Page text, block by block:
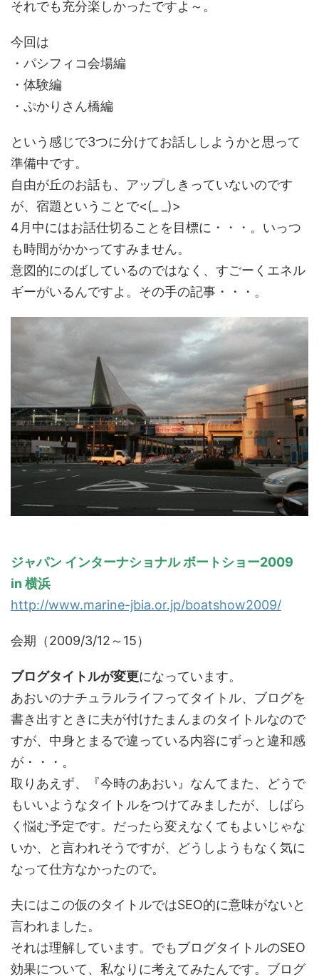
それでも充分楽しかったですよ～。
今回は
・パシフィコ会場編
・体験編
・ぷかりさん橋編
という感じで3つに分けてお話ししようかと思って
準備中です。
自由が丘のお話も、アップしきっていないのです
が、宿題ということで<(_ _)>
4月中にはお話仕切ることを目標に・・・。いっつ
も時間がかかってすみません。
意図的にのばしているのではなく、すごーくエネル
ギーがいるんですよ。その手の記事・・・。
ジャパン インターナショナル ボートショー2009
in 横浜
http://www.marine-jbia.or.jp/boatshow2009/
会期（2009/3/12～15）
ブログタイトルが変更になっています。
あおいのナチュラルライフってタイトル、ブログを
書き出すときに夫が付けたまんまのタイトルなので
すが、中身とまるで違っている内容にずっと違和感
が・・・。
取りあえず、『今時のあおい』なんてまた、どうで
もいいようなタイトルをつけてみましたが、しばら
く悩む予定です。だったら変えなくてもよいじゃな
いか、と言われそうですが、どうしようもなく気に
なって仕方なかったので。
夫にはこの仮のタイトルではSEO的に意味がないと
言われました。
それは理解しています。でもブログタイトルのSEO
効果について、私なりに考えてみたんです。ブログ